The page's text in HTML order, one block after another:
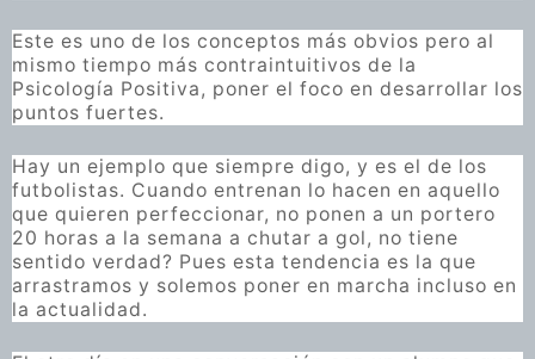
Este es uno de los conceptos más obvios pero al
mismo tiempo más contraintuitivos de la
Psicología Positiva, poner el foco en desarrollar los
puntos fuertes.
Hay un ejemplo que siempre digo, y es el de los
futbolistas. Cuando entrenan lo hacen en aquello
que quieren perfeccionar, no ponen a un portero
20 horas a la semana a chutar a gol, no tiene
sentido verdad? Pues esta tendencia es la que
arrastramos y solemos poner en marcha incluso en
la actualidad.